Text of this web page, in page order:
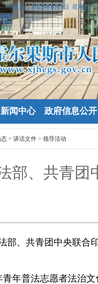
今天是：2026年8月7日 星期五
新闻中心 政府信息公开
> 讲话文件 > 领导活动
部、共青
部、共青团中央联合
青年普法志愿者法治